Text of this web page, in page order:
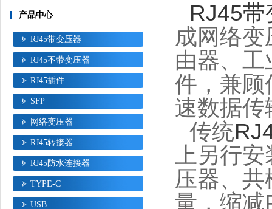
产品中心
RJ45带变压器
RJ45不带变压器
RJ45插件
SFP
网络变压器
RJ45转接器
RJ45防水连接器
TYPE-C
USB
RJ45带
成网络
由器、
件，兼顾
速数据传
传统
上另行
压器、
量，缩减